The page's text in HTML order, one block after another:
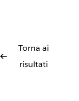
Torna ai
risultati